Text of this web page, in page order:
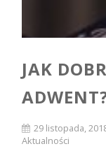
JAK
29 listopada,
Aktualności